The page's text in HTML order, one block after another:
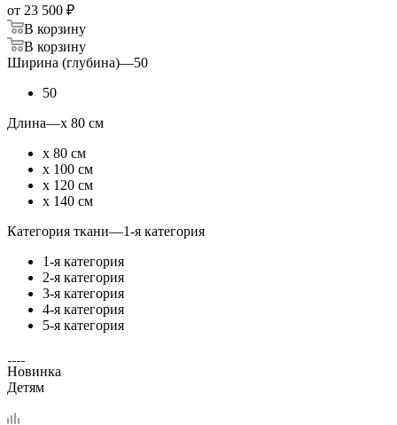
от 23 500 ₽
В корзину
В корзину
Ширина (глубина)—50
50
Длина—х 80 см
х 80 см
х 100 см
х 120 см
х 140 см
Категория ткани—1-я категория
1-я категория
2-я категория
3-я категория
4-я категория
5-я категория
Новинка
Детям